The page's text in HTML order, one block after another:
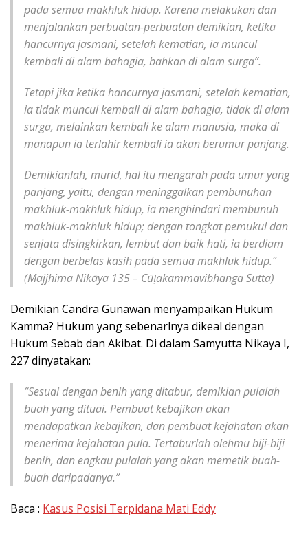
pada semua makhluk hidup. Karena melakukan dan
menjalankan perbuatan-perbuatan demikian, ketika
hancurnya jasmani, setelah kematian, ia muncul
kembali di alam bahagia, bahkan di alam surga”.
Tetapi jika ketika hancurnya jasmani, setelah kematian,
ia tidak muncul kembali di alam bahagia, tidak di alam
surga, melainkan kembali ke alam manusia, maka di
manapun ia terlahir kembali ia akan berumur panjang.
Demikianlah, murid, hal itu mengarah pada umur yang
panjang, yaitu, dengan meninggalkan pembunuhan
makhluk-makhluk hidup, ia menghindari membunuh
makhluk-makhluk hidup; dengan tongkat pemukul dan
senjata disingkirkan, lembut dan baik hati, ia berdiam
dengan berbelas kasih pada semua makhluk hidup.”
(Majjhima Nikāya 135 – Cūḷakammavibhanga Sutta)
Demikian Candra Gunawan menyampaikan Hukum
Kamma? Hukum yang sebenarlnya dikeal dengan
Hukum Sebab dan Akibat. Di dalam Samyutta Nikaya I,
227 dinyatakan:
“Sesuai dengan benih yang ditabur, demikian pulalah
buah yang dituai. Pembuat kebajikan akan
mendapatkan kebajikan, dan pembuat kejahatan akan
menerima kejahatan pula. Tertaburlah olehmu biji-biji
benih, dan engkau pulalah yang akan memetik buah-
buah daripadanya.”
Baca : Kasus Posisi Terpidana Mati Eddy